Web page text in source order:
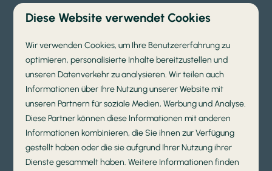
Bei Ihrem Aufenthalt in unserem Senioren-Ferienpark
steht der Komfort an erster Stelle. In unseren
attraktiven Unterkünften, die von schöner Natur
umgeben sind, finden 2 bis 6 Personen Platz. Die
Ferienhäuser verfügen über einen geräumigen
Wohnbereich, eine voll ausgestattete Küche,
komfortable Schlafzimmer und ein modernes
Badezimmer. Möchten Sie das gewisse Extra an
Luxus? Dann entscheiden Sie sich für eine Unterkunft
mitprivatem Wellnessbereich, z. B. mit Whirlpool
und/oder Sauna, und genießen Sie die ultimative
Diese Website verwendet Cookies
Wir verwenden Cookies, um Ihre Benutzererfahrung zu
optimieren, personalisierte Inhalte bereitzustellen und
unseren Datenverkehr zu analysieren. Wir teilen auch
Informationen über Ihre Nutzung unserer Website mit
unseren Partnern für soziale Medien, Werbung und Analyse.
Diese Partner können diese Informationen mit anderen
Informationen kombinieren, die Sie ihnen zur Verfügung
gestellt haben oder die sie aufgrund Ihrer Nutzung ihrer
Dienste gesammelt haben. Weitere Informationen finden